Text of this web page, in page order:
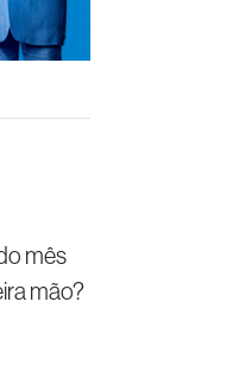
mês
mão?